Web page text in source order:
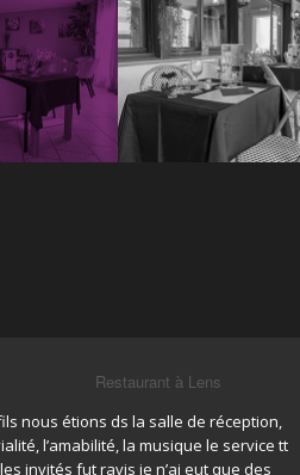
Restaurant à Lens
nous étions ds la salle de réception,
l’amabilité, la musique le service tt
invités fut ravis je n’ai eut que des